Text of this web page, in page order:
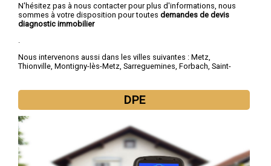
N'hésitez pas à nous contacter pour plus d'informations, nous
sommes à votre disposition pour toutes demandes de devis
diagnostic immobilier
.
Nous intervenons aussi dans les villes suivantes : Metz,
Thionville, Montigny-lès-Metz, Sarreguemines, Forbach, Saint-
DPE